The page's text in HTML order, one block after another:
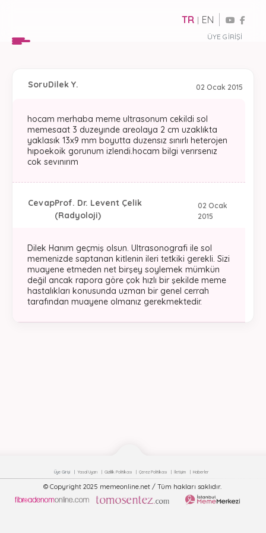
ÜYE GIRIŞI
TR | EN
02 Ocak 2015
SoruDilek Y.
hocam merhaba meme ultrasonum cekildi sol
memesaat 3 duzeyınde areolaya 2 cm uzaklıkta
yaklasık 13x9 mm boyutta duzensız sınırlı heterojen
hıpoekoik gorunum izlendi.hocam bilgi verırsenız
cok sevınırım
02 Ocak
2015
CevapProf. Dr. Levent Çelik
(Radyoloji)
Dilek Hanım geçmiş olsun. Ultrasonografi ile sol
memenizde saptanan kitlenin ileri tetkiki gerekli. Sizi
muayene etmeden net birşey soylemek mümkün
değil ancak rapora göre çok hızlı bir şekilde meme
hastalıkları konusunda uzman bir genel cerrah
tarafından muayene olmanız gerekmektedir.
Üye Girişi Yasal Uyarı Gizlilik Politikası Çerez Politikası İletişim Haberler
© Copyright 2025 memeonline.net / Tüm hakları saklıdır.